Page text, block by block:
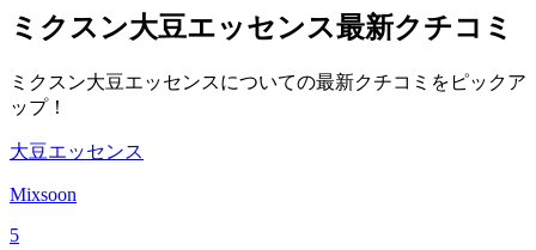
ミクスン大豆エッセンス最新クチコミ
ミクスン大豆エッセンスについての最新クチコミをピックア
ップ！
大豆エッセンス
Mixsoon
5